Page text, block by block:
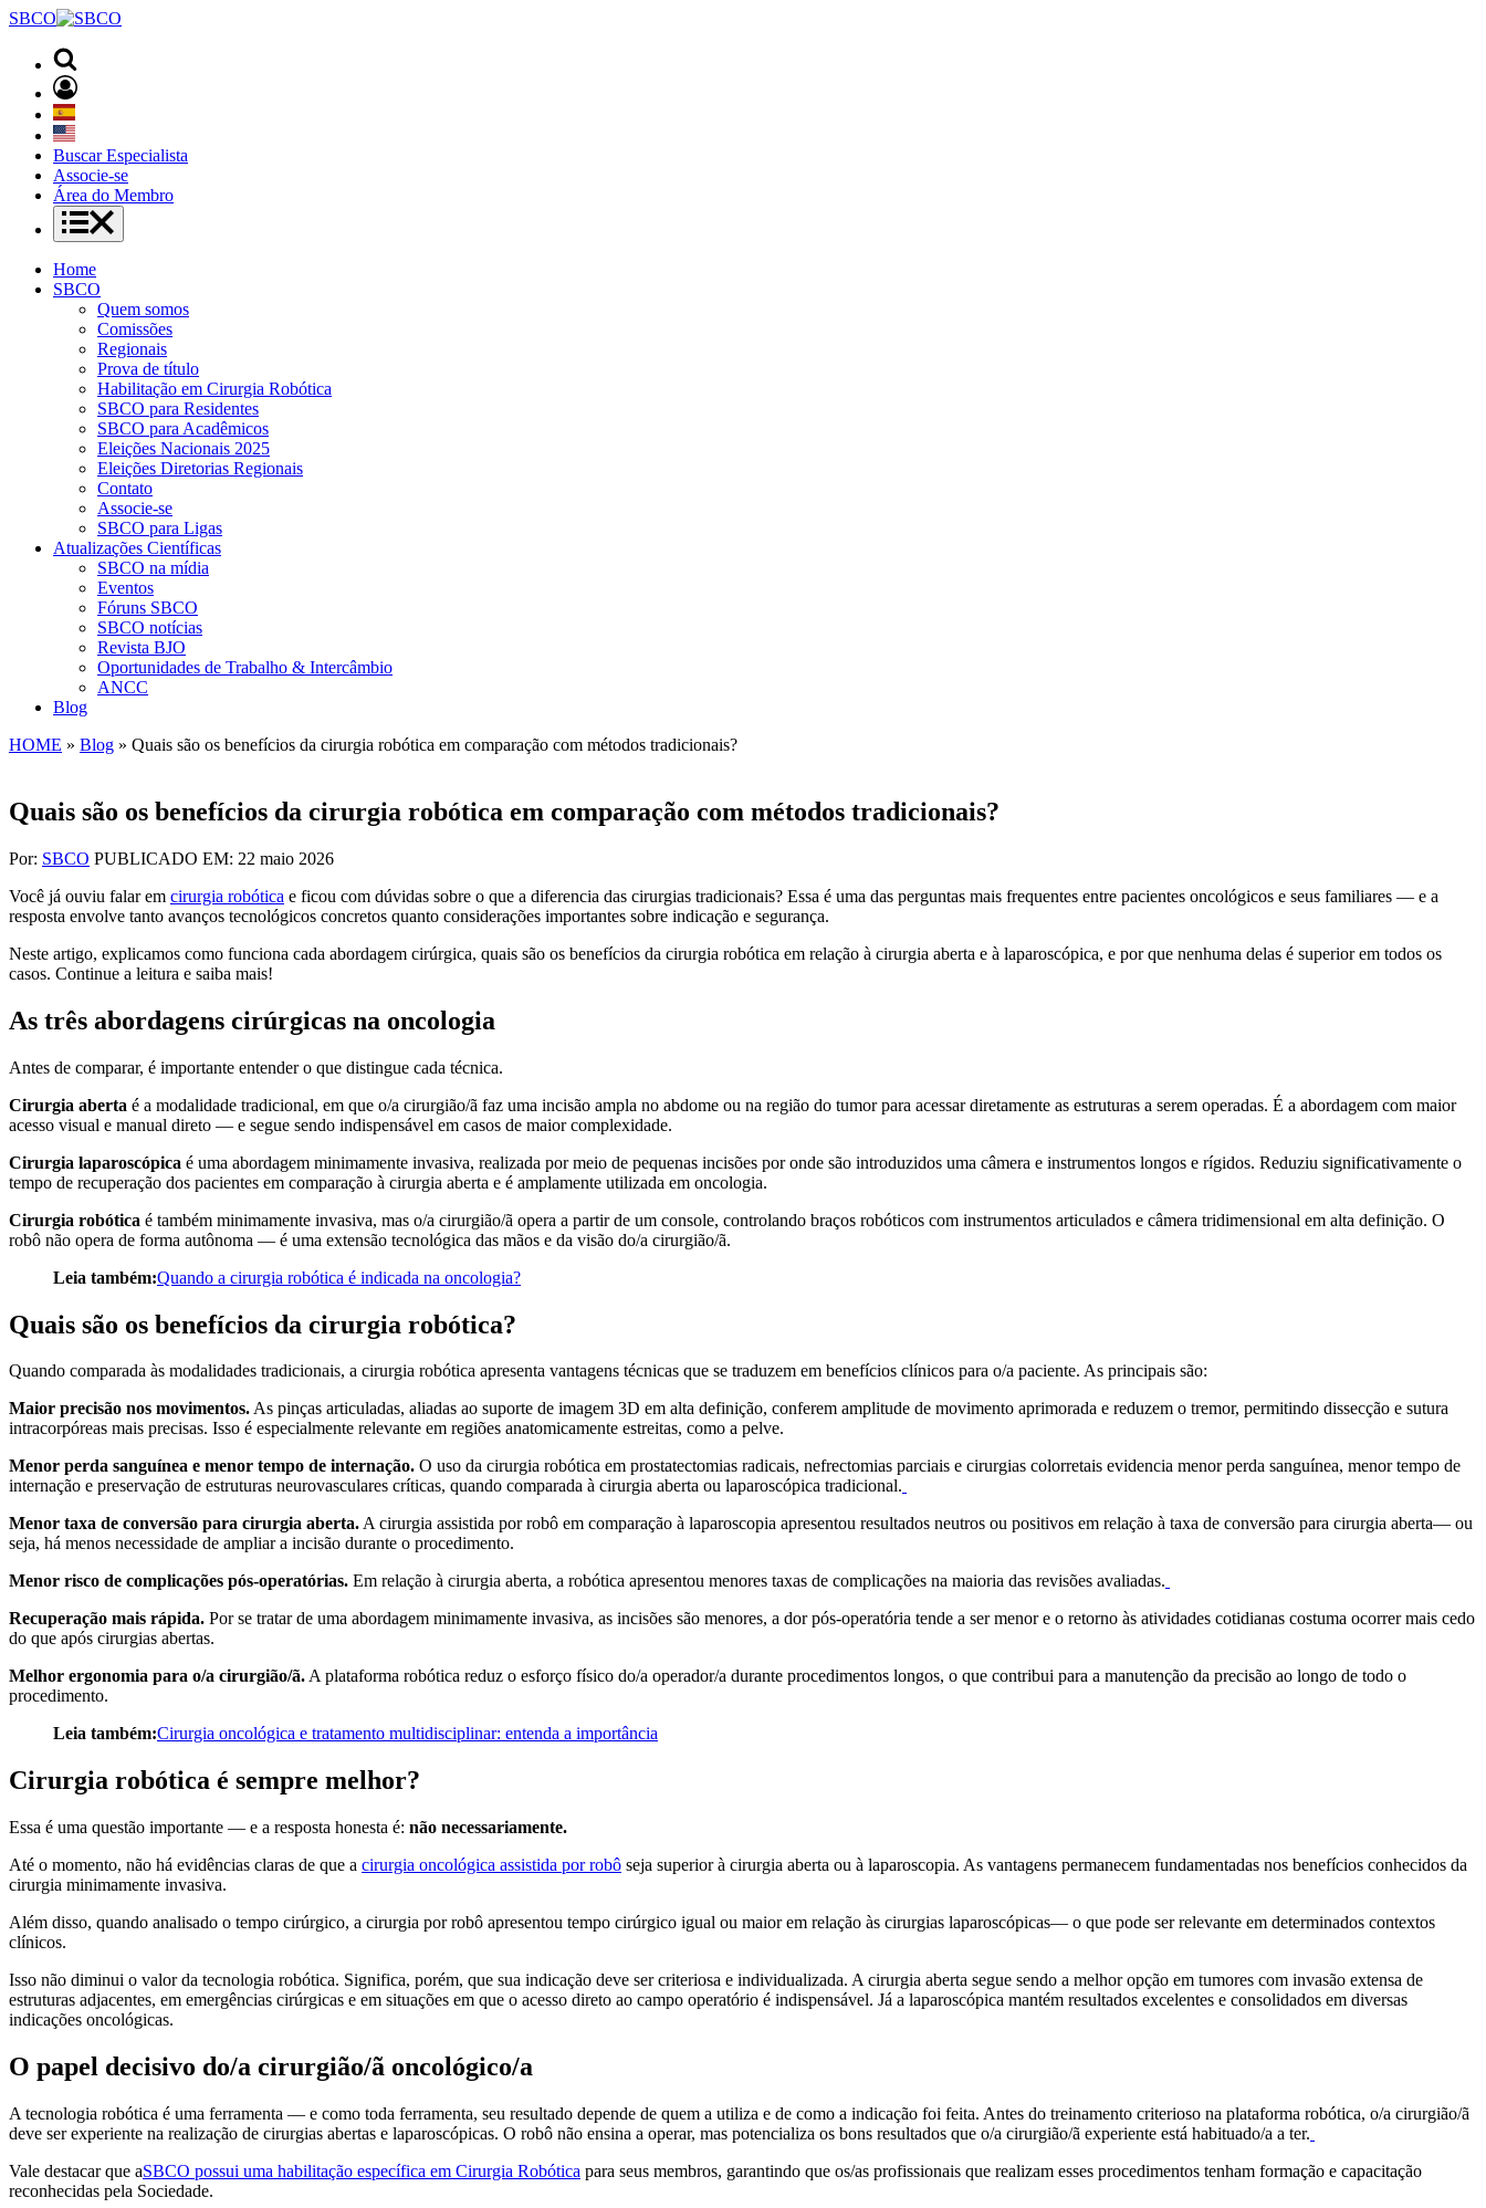
SBCO
Buscar Especialista
Associe-se
Área do Membro
Home
SBCO
Quem somos
Comissões
Regionais
Prova de título
Habilitação em Cirurgia Robótica
SBCO para Residentes
SBCO para Acadêmicos
Eleições Nacionais 2025
Eleições Diretorias Regionais
Contato
Associe-se
SBCO para Ligas
Atualizações Científicas
SBCO na mídia
Eventos
Fóruns SBCO
SBCO notícias
Revista BJO
Oportunidades de Trabalho & Intercâmbio
ANCC
Blog
HOME » Blog » Quais são os benefícios da cirurgia robótica em comparação com métodos tradicionais?
Quais são os benefícios da cirurgia robótica em comparação com métodos tradicionais?
Por: SBCO PUBLICADO EM: 22 maio 2026
Você já ouviu falar em cirurgia robótica e ficou com dúvidas sobre o que a diferencia das cirurgias tradicionais? Essa é uma das perguntas mais frequentes entre pacientes oncológicos e seus familiares — e a
resposta envolve tanto avanços tecnológicos concretos quanto considerações importantes sobre indicação e segurança.
Neste artigo, explicamos como funciona cada abordagem cirúrgica, quais são os benefícios da cirurgia robótica em relação à cirurgia aberta e à laparoscópica, e por que nenhuma delas é superior em todos os
casos. Continue a leitura e saiba mais!
As três abordagens cirúrgicas na oncologia
Antes de comparar, é importante entender o que distingue cada técnica.
Cirurgia aberta é a modalidade tradicional, em que o/a cirurgião/ã faz uma incisão ampla no abdome ou na região do tumor para acessar diretamente as estruturas a serem operadas. É a abordagem com maior
acesso visual e manual direto — e segue sendo indispensável em casos de maior complexidade.
Cirurgia laparoscópica é uma abordagem minimamente invasiva, realizada por meio de pequenas incisões por onde são introduzidos uma câmera e instrumentos longos e rígidos. Reduziu significativamente o
tempo de recuperação dos pacientes em comparação à cirurgia aberta e é amplamente utilizada em oncologia.
Cirurgia robótica é também minimamente invasiva, mas o/a cirurgião/ã opera a partir de um console, controlando braços robóticos com instrumentos articulados e câmera tridimensional em alta definição. O
robô não opera de forma autônoma — é uma extensão tecnológica das mãos e da visão do/a cirurgião/ã.
Leia também:Quando a cirurgia robótica é indicada na oncologia?
Quais são os benefícios da cirurgia robótica?
Quando comparada às modalidades tradicionais, a cirurgia robótica apresenta vantagens técnicas que se traduzem em benefícios clínicos para o/a paciente. As principais são:
Maior precisão nos movimentos.As pinças articuladas, aliadas ao suporte de imagem 3D em alta definição, conferem amplitude de movimento aprimorada e reduzem o tremor, permitindo dissecção e sutura
intracorpóreas mais precisas. Isso é especialmente relevante em regiões anatomicamente estreitas, como a pelve.
Menor perda sanguínea e menor tempo de internação. O uso da cirurgia robótica em prostatectomias radicais, nefrectomias parciais e cirurgias colorretais evidencia menor perda sanguínea, menor tempo de
internação e preservação de estruturas neurovasculares críticas, quando comparada à cirurgia aberta ou laparoscópica tradicional.
Menor taxa de conversão para cirurgia aberta.A cirurgia assistida por robô em comparação à laparoscopia apresentou resultados neutros ou positivos em relação à taxa de conversão para cirurgia aberta— ou
seja, há menos necessidade de ampliar a incisão durante o procedimento.
Menor risco de complicações pós-operatórias. Em relação à cirurgia aberta, a robótica apresentou menores taxas de complicações na maioria das revisões avaliadas.
Recuperação mais rápida. Por se tratar de uma abordagem minimamente invasiva, as incisões são menores, a dor pós-operatória tende a ser menor e o retorno às atividades cotidianas costuma ocorrer mais cedo
do que após cirurgias abertas.
Melhor ergonomia para o/a cirurgião/ã.A plataforma robótica reduz o esforço físico do/a operador/a durante procedimentos longos, o que contribui para a manutenção da precisão ao longo de todo o
procedimento.
Leia também:Cirurgia oncológica e tratamento multidisciplinar: entenda a importância
Cirurgia robótica é sempre melhor?
Essa é uma questão importante — e a resposta honesta é: não necessariamente.
Até o momento, não há evidências claras de que a cirurgia oncológica assistida por robô seja superior à cirurgia aberta ou à laparoscopia. As vantagens permanecem fundamentadas nos benefícios conhecidos da
cirurgia minimamente invasiva.
Além disso, quando analisado o tempo cirúrgico, a cirurgia por robô apresentou tempo cirúrgico igual ou maior em relação às cirurgias laparoscópicas— o que pode ser relevante em determinados contextos
clínicos.
Isso não diminui o valor da tecnologia robótica. Significa, porém, que sua indicação deve ser criteriosa e individualizada. A cirurgia aberta segue sendo a melhor opção em tumores com invasão extensa de
estruturas adjacentes, em emergências cirúrgicas e em situações em que o acesso direto ao campo operatório é indispensável. Já a laparoscópica mantém resultados excelentes e consolidados em diversas
indicações oncológicas.
O papel decisivo do/a cirurgião/ã oncológico/a
A tecnologia robótica é uma ferramenta — e como toda ferramenta, seu resultado depende de quem a utiliza e de como a indicação foi feita. Antes do treinamento criterioso na plataforma robótica, o/a cirurgião/ã
deve ser experiente na realização de cirurgias abertas e laparoscópicas. O robô não ensina a operar, mas potencializa os bons resultados que o/a cirurgião/ã experiente está habituado/a a ter.
Vale destacar que aSBCO possui uma habilitação específica em Cirurgia Robótica para seus membros, garantindo que os/as profissionais que realizam esses procedimentos tenham formação e capacitação
reconhecidas pela Sociedade.